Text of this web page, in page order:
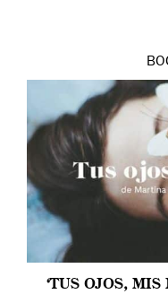
‘TUS OJOS, MIS